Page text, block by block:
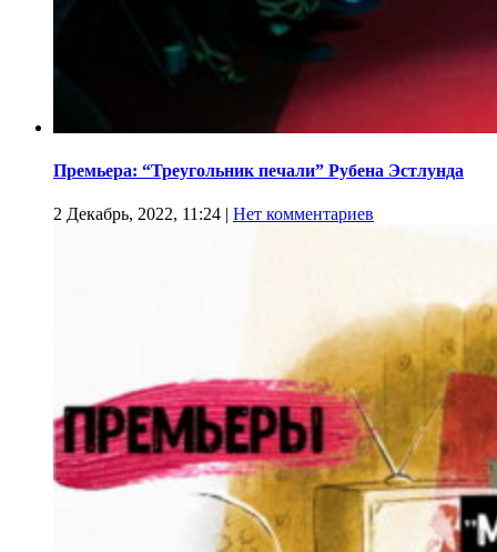
Премьера: “Треугольник печали” Рубена Эстлунда
2 Декабрь, 2022, 11:24 | Нет комментариев